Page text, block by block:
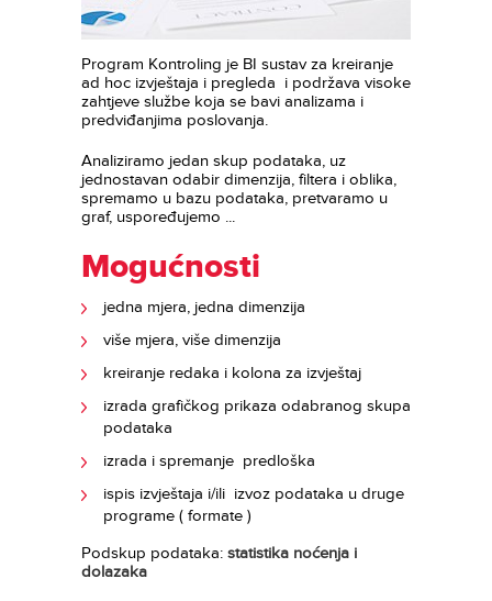
Program Kontroling je BI sustav za kreiranje
ad hoc izvještaja i pregleda i podržava visoke
zahtjeve službe koja se bavi analizama i
predviđanjima poslovanja.
Analiziramo jedan skup podataka, uz
jednostavan odabir dimenzija, filtera i oblika,
spremamo u bazu podataka, pretvaramo u
graf, uspoređujemo ...
Mogućnosti
jedna mjera, jedna dimenzija
više mjera, više dimenzija
kreiranje redaka i kolona za izvještaj
izrada grafičkog prikaza odabranog skupa
podataka
izrada i spremanje predloška
ispis izvještaja i/ili izvoz podataka u druge
programe ( formate )
Podskup podataka: statistika noćenja i
dolazaka